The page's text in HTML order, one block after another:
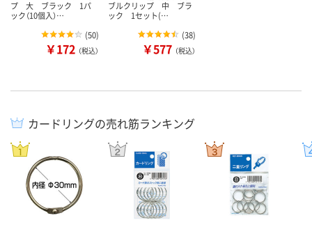
プ 大 ブラック 1パ
ック（10個入）…
(50)
￥172 （税込）
ブルクリップ 中 ブラ
ック 1セット(…
(38)
￥577 （税込）
カードリングの売れ筋ランキング